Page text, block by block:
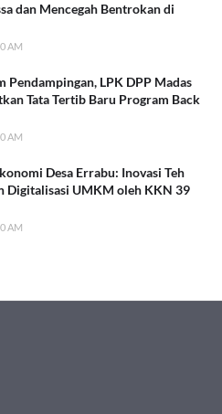
dan Mencegah Bentrokan di
AM
Pendampingan, LPK DPP Madas
Tata Tertib Baru Program Back
AM
Desa Errabu: Inovasi Teh
Digitalisasi UMKM oleh KKN 39
AM